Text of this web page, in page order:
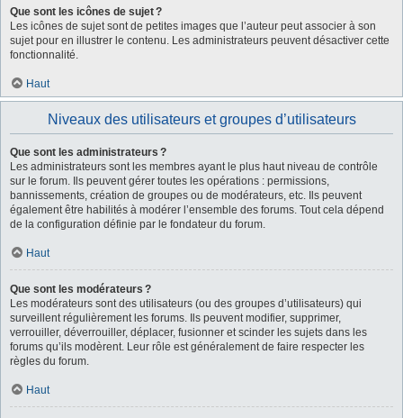
Que sont les icônes de sujet ?
Les icônes de sujet sont de petites images que l’auteur peut associer à son
sujet pour en illustrer le contenu. Les administrateurs peuvent désactiver cette
fonctionnalité.
Haut
Niveaux des utilisateurs et groupes d’utilisateurs
Que sont les administrateurs ?
Les administrateurs sont les membres ayant le plus haut niveau de contrôle
sur le forum. Ils peuvent gérer toutes les opérations : permissions,
bannissements, création de groupes ou de modérateurs, etc. Ils peuvent
également être habilités à modérer l’ensemble des forums. Tout cela dépend
de la configuration définie par le fondateur du forum.
Haut
Que sont les modérateurs ?
Les modérateurs sont des utilisateurs (ou des groupes d’utilisateurs) qui
surveillent régulièrement les forums. Ils peuvent modifier, supprimer,
verrouiller, déverrouiller, déplacer, fusionner et scinder les sujets dans les
forums qu’ils modèrent. Leur rôle est généralement de faire respecter les
règles du forum.
Haut